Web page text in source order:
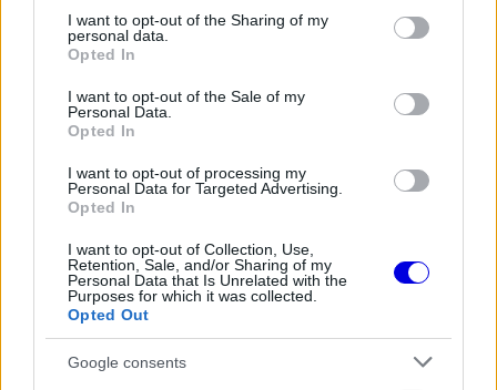
not limited to your visit or usage behaviour. You may click to
grant or deny consent to Google and its third-party tags to
use your data for below specified purposes in below Google
consent section.
I want to opt-out of the Sharing of my
personal data.
Opted In
I want to opt-out of the Sale of my
Personal Data.
Opted In
I want to opt-out of processing my
Personal Data for Targeted Advertising.
Opted In
I want to opt-out of Collection, Use,
Retention, Sale, and/or Sharing of my
Personal Data that Is Unrelated with the
Purposes for which it was collected.
Opted Out
Google consents
Holland Nagydíjra
FORMA-1
Verstappen vezethetetlennek
trükkjén és elárulta a távozási
pletykák valódi okát